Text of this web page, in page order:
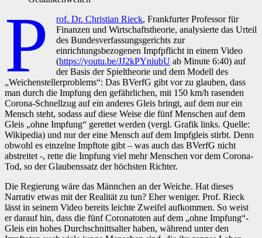
P rof. Dr. Christian Rieck, Frankfurter Professor für
Finanzen und Wirtschaftstheorie, analysierte das Urteil
des Bundesverfassungsgerichts zur
einrichtungsbezogenen Impfpflicht in einem Video
(https://youtu.be/JJ2kPYniubU ab Minute 6:40) auf
der Basis der Spieltheorie und dem Modell des
„Weichenstellerproblems“: Das BVerfG gibt vor zu glauben, dass
man durch die Impfung den gefährlichen, mit 150 km/h rasenden
Corona-Schnellzug auf ein anderes Gleis bringt, auf dem nur ein
Mensch steht, sodass auf diese Weise die fünf Menschen auf dem
Gleis „ohne Impfung“ gerettet werden (vergl. Grafik links. Quelle:
Wikipedia) und nur der eine Mensch auf dem Impfgleis stirbt. Denn
obwohl es einzelne Impftote gibt – was auch das BVerfG nicht
abstreitet -, rette die Impfung viel mehr Menschen vor dem Corona-
Tod, so der Glaubenssatz der höchsten Richter.
Die Regierung wäre das Männchen an der Weiche. Hat dieses
Narrativ etwas mit der Realität zu tun? Eher weniger. Prof. Rieck
lässt in seinem Video bereits leichte Zweifel aufkommen. So weist
er darauf hin, dass die fünf Coronatoten auf dem „ohne Impfung“-
Gleis ein hohes Durchschnittsalter haben, während unter den